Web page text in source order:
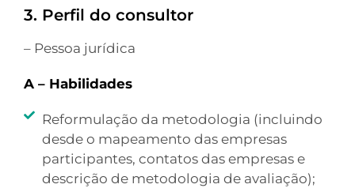
3. Perfil do consultor
– Pessoa jurídica
A – Habilidades
Reformulação da metodologia (incluindo
desde o mapeamento das empresas
participantes, contatos das empresas e
descrição de metodologia de avaliação);